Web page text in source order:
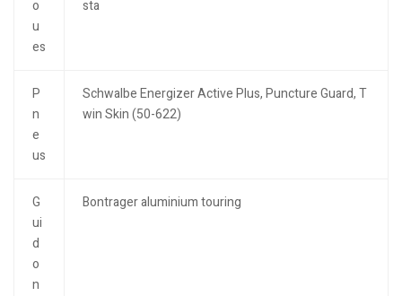
o
u
es
sta
P
n
e
us
Schwalbe Energizer Active Plus, Puncture Guard, T
win Skin (50-622)
G
ui
d
o
n
Bontrager aluminium touring